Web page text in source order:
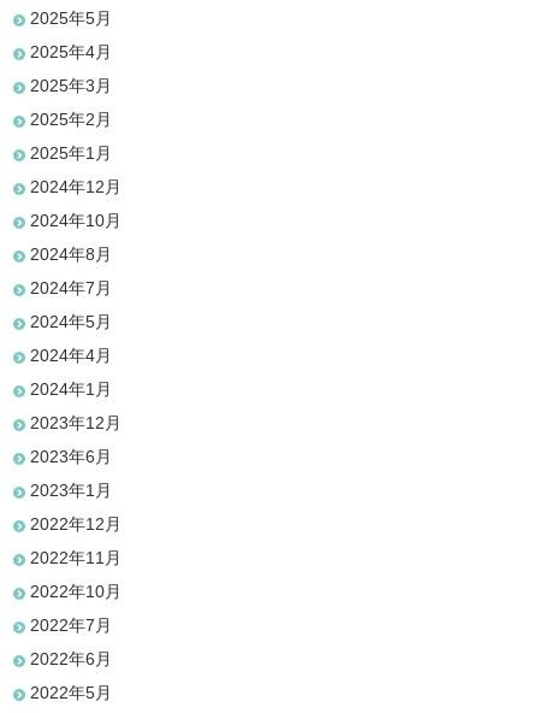
2025年5月
2025年4月
2025年3月
2025年2月
2025年1月
2024年12月
2024年10月
2024年8月
2024年7月
2024年5月
2024年4月
2024年1月
2023年12月
2023年6月
2023年1月
2022年12月
2022年11月
2022年10月
2022年7月
2022年6月
2022年5月